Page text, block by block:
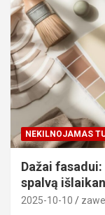
NEKILNOJAMAS
Dažai
spalvą
2025-10-10 zawe